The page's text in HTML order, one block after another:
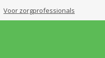
Voor zorgprofessionals